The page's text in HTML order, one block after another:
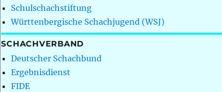
Schulschachstiftung
Württenbergische Schachjugend (WSJ)
SCHACHVERBAND
Deutscher Schachbund
Ergebnisdienst
FIDE